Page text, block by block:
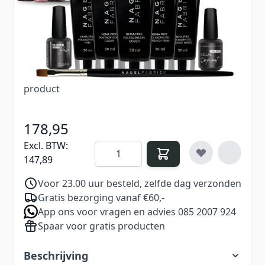
in handen om moeiteloos salonwaardige nagels
te maken. Dit pakket is een uitgebreidere versie
van het large starterspakket.
Verdien178Nail Points bij aankoop van dit
product
178,95
Excl. BTW:
147,89
Aantal
Voor 23.00 uur besteld, zelfde dag verzonden
Gratis bezorging vanaf €60,-
App ons voor vragen en advies 085 2007 924
Spaar voor gratis producten
Beschrijving